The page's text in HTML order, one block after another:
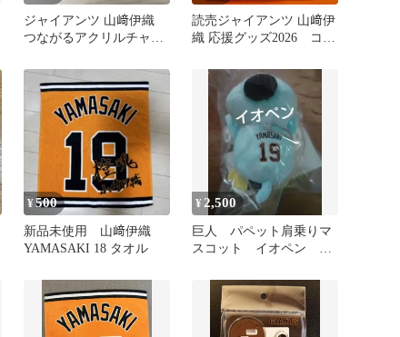
ジャイアンツ 山﨑伊織
つながるアクリルチャー
読売ジャイアンツ 山﨑伊
織 応援グッズ2026 コー
非売品
¥500
新品未使用 山﨑伊織
YAMASAKI 18 タオル
¥ 2,500
巨人 パペット肩乗りマ
スコット イオペン 山
ンツ